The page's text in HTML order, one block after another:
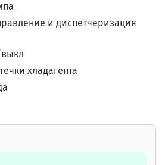
и диспетчеризация
хладагента